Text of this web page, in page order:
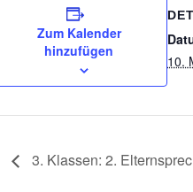
Zum Kalender
hinzufügen
10.
3. Klassen: 2.